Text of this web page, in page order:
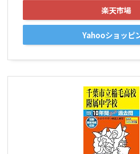
楽天市場
Yahooショッピ